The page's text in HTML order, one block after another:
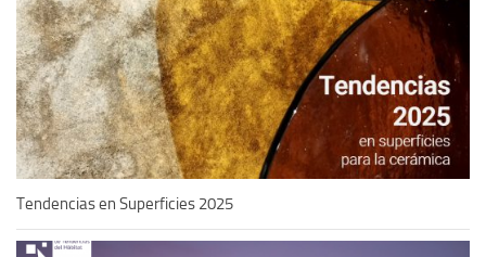
Tendencias en Superficies 2025